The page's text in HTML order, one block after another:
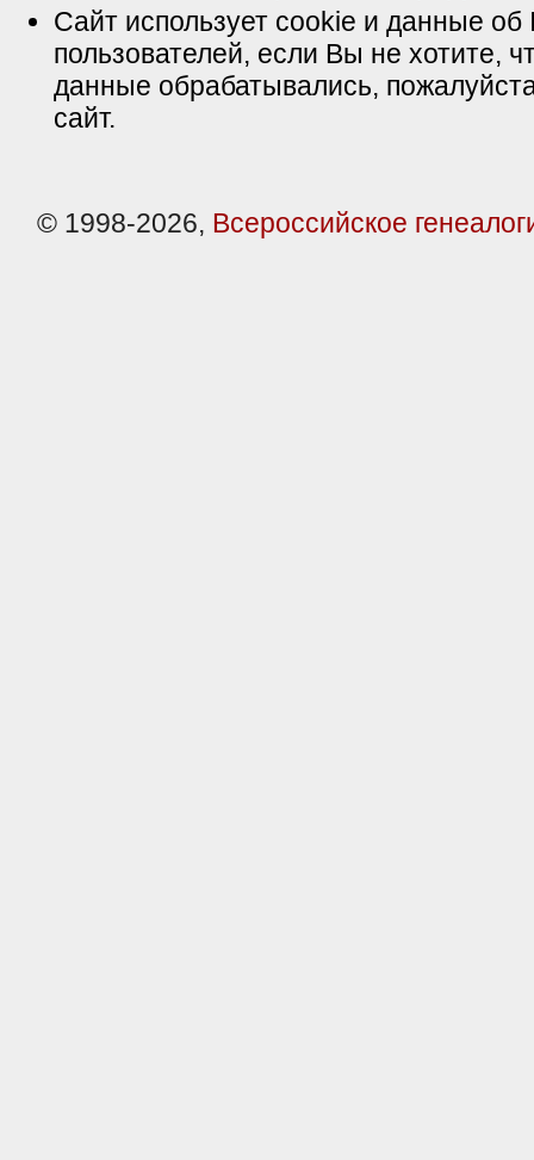
Сайт использует cookie и данные об
пользователей, если Вы не хотите,
данные обрабатывались,
сайт.
© 1998-2026, Всероссийское